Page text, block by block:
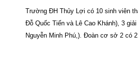
Trường ĐH Thủy Lợi có 10 sinh viên
Đỗ Quốc Tiến và Lê Cao Khánh), 3
Nguyễn Minh Phú,). Đoàn cơ sở 2 có